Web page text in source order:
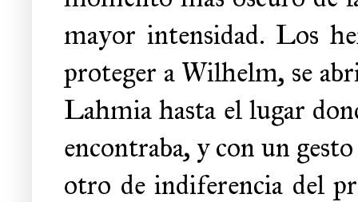
mayor intensidad. Los
proteger a Wilhelm, se
Lahmia hasta el lugar
encontraba, y con un
otro de indiferencia del